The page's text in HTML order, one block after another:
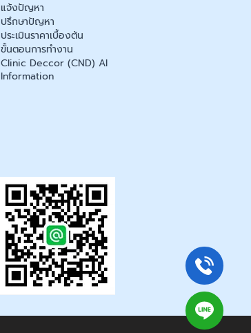
แจ้งปัญหา
ปรึกษาปัญหา
ประเมินราคาเบื้องต้น
ขั้นตอนการทำงาน
Clinic Deccor (CND) AI
Information